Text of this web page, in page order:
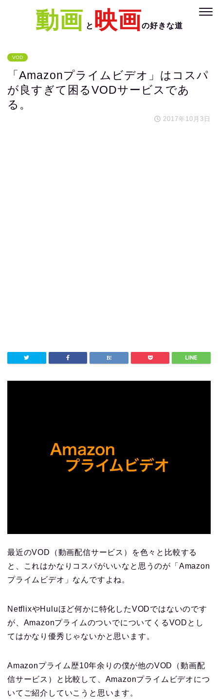
動画 と 映画の好きな道
VOD
「Amazonプライムビデオ」はコスパ
が良すぎて困るVODサービスであ
る。
2017年10月3日
最近のVOD（動画配信サービス）を色々と比較する
と、これはかなりコスパがいいなと思うのが「Amazon
プライムビデオ」なんですよね。
NetflixやHuluほど何かに特化したVODではないのです
が、AmazonプライムのついでについてくるVODとし
てはかなり優秀じゃないかと思います。
Amazonプライム歴10年余りの僕が他のVOD（動画配
信サービス）と比較して、Amazonプライムビデオにつ
いてご紹介していこうと思います。